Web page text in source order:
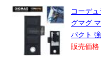
コーデュ
グマグ
パクト
販売価格